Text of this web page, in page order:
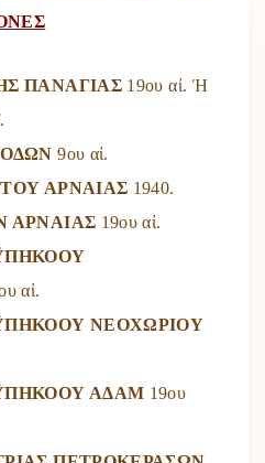
ΠΑΝΑΓΙΑΣ 19ου αἰ. Ἡ
9ου αἰ.
ΑΡΝΑΙΑΣ 1940.
ΑΡΝΑΙΑΣ 19ου αἰ.
αἰ.
ΝΕΟΧΩΡΙΟΥ
ΑΔΑΜ 19ου